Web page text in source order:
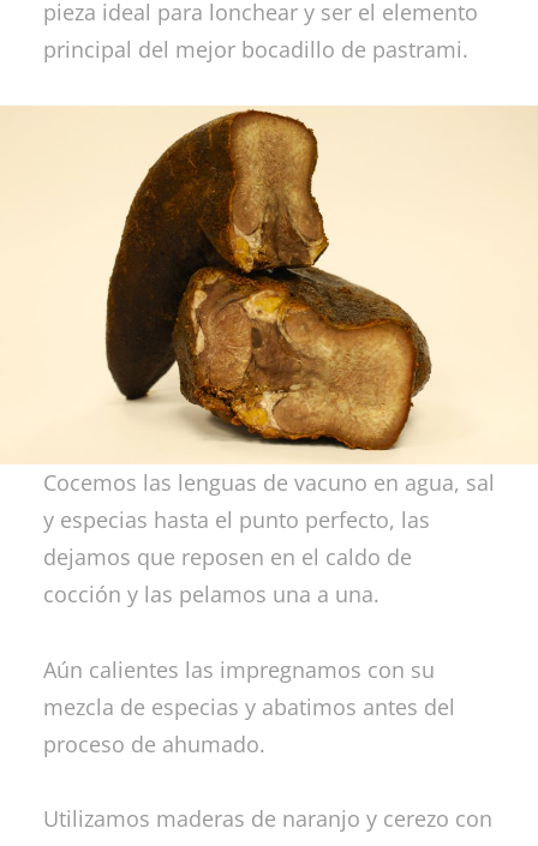
pieza ideal para lonchear y ser el elemento
principal del mejor bocadillo de pastrami.
Cocemos las lenguas de vacuno en agua, sal
y especias hasta el punto perfecto, las
dejamos que reposen en el caldo de
cocción y las pelamos una a una.
Aún calientes las impregnamos con su
mezcla de especias y abatimos antes del
proceso de ahumado.
Utilizamos maderas de naranjo y cerezo con